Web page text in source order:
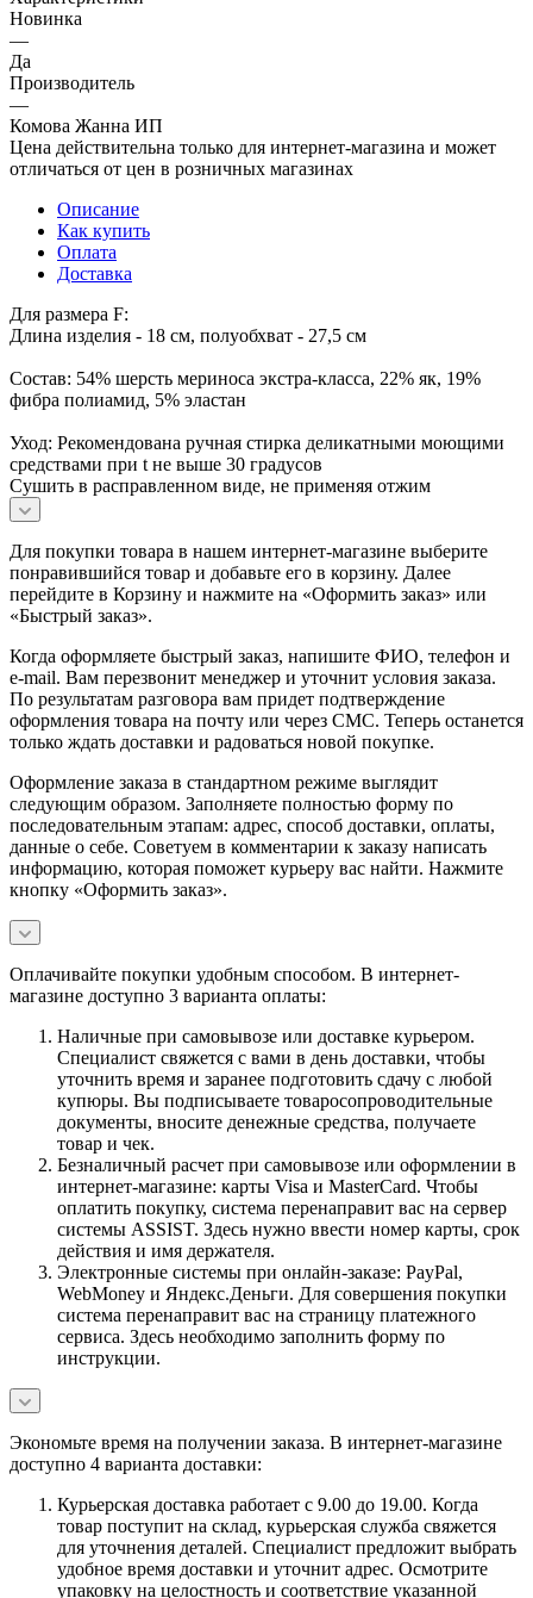
Новинка
—
Да
Производитель
—
Комова Жанна ИП
Цена действительна только для интернет-магазина и может
отличаться от цен в розничных магазинах
Описание
Как купить
Оплата
Доставка
Для размера F:
Длина изделия - 18 см, полуобхват - 27,5 см
Состав: 54% шерсть мериноса экстра-класса, 22% як, 19%
фибра полиамид, 5% эластан
Уход: Рекомендована ручная стирка деликатными моющими
средствами при t не выше 30 градусов
Сушить в расправленном виде, не применяя отжим
Для покупки товара в нашем интернет-магазине выберите
понравившийся товар и добавьте его в корзину. Далее
перейдите в Корзину и нажмите на «Оформить заказ» или
«Быстрый заказ».
Когда оформляете быстрый заказ, напишите ФИО, телефон и
e-mail. Вам перезвонит менеджер и уточнит условия заказа.
По результатам разговора вам придет подтверждение
оформления товара на почту или через СМС. Теперь останется
только ждать доставки и радоваться новой покупке.
Оформление заказа в стандартном режиме выглядит
следующим образом. Заполняете полностью форму по
последовательным этапам: адрес, способ доставки, оплаты,
данные о себе. Советуем в комментарии к заказу написать
информацию, которая поможет курьеру вас найти. Нажмите
кнопку «Оформить заказ».
Оплачивайте покупки удобным способом. В интернет-
магазине доступно 3 варианта оплаты:
Наличные при самовывозе или доставке курьером.
Специалист свяжется с вами в день доставки, чтобы
уточнить время и заранее подготовить сдачу с любой
купюры. Вы подписываете товаросопроводительные
документы, вносите денежные средства, получаете
товар и чек.
Безналичный расчет при самовывозе или оформлении в
интернет-магазине: карты Visa и MasterCard. Чтобы
оплатить покупку, система перенаправит вас на сервер
системы ASSIST. Здесь нужно ввести номер карты, срок
действия и имя держателя.
Электронные системы при онлайн-заказе: PayPal,
WebMoney и Яндекс.Деньги. Для совершения покупки
система перенаправит вас на страницу платежного
сервиса. Здесь необходимо заполнить форму по
инструкции.
Экономьте время на получении заказа. В интернет-магазине
доступно 4 варианта доставки:
Курьерская доставка работает с 9.00 до 19.00. Когда
товар поступит на склад, курьерская служба свяжется
для уточнения деталей. Специалист предложит выбрать
удобное время доставки и уточнит адрес. Осмотрите
упаковку на целостность и соответствие указанной